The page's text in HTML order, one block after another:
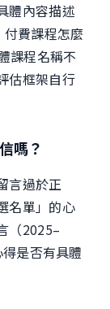
體內容描述
費課程怎麼
課程名稱不
估框架自行
嗎？
言過於正
名單」的心
（2025–
是否有具體